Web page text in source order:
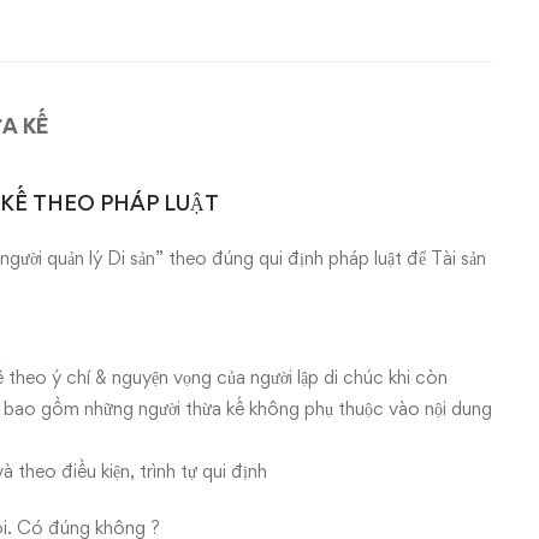
KẾ
THEO PHÁP LUẬT
quản lý Di sản” theo đúng qui định pháp luật để Tài sản
ý chí & nguyện vọng của người lập di chúc khi còn
gồm những người thừa kế không phụ thuộc vào nội dung
theo điều kiện, trình tự qui định
Có đúng không ?